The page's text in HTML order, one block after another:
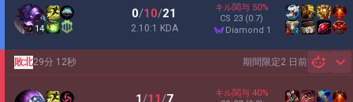
14
0/10/21
2.10:1 KDA
キル関与 50%
CS 23 (0.7)
diamond 1
期間限定2 日前
敗北29分 12秒
1/11/7 キル関与 40%